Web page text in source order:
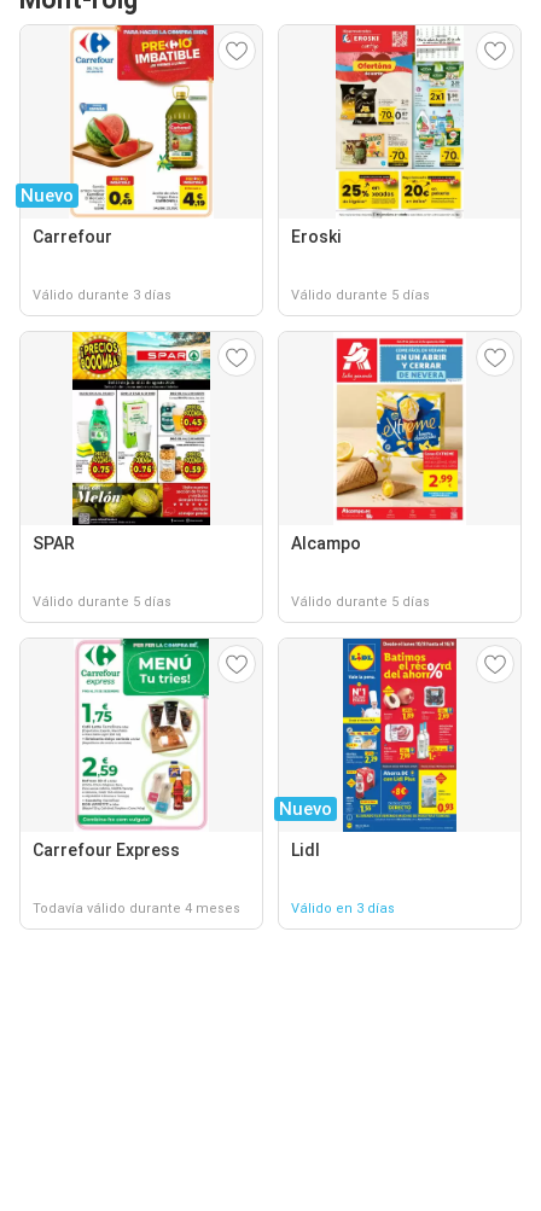
Nuevo
Carrefour
Válido durante 3 días
Eroski
Válido durante 5 días
SPAR
Válido durante 5 días
Alcampo
Válido durante 5 días
Carrefour Express
Todavía válido durante 4 meses
Nuevo
Lidl
Válido en 3 días